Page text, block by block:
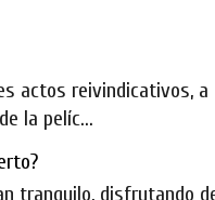
actos reivindicativos, a
la pelíc...
tranquilo, disfrutando